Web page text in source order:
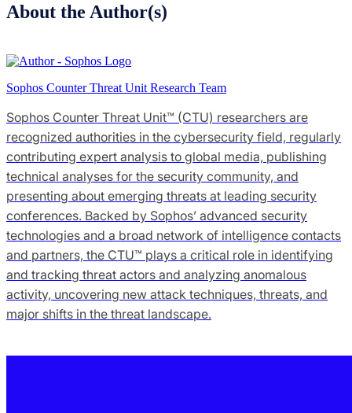
About the Author(s)
Sophos Counter Threat Unit Research Team
Sophos Counter Threat Unit™ (CTU) researchers are
recognized authorities in the cybersecurity field, regularly
contributing expert analysis to global media, publishing
technical analyses for the security community, and
presenting about emerging threats at leading security
conferences. Backed by Sophos’ advanced security
technologies and a broad network of intelligence contacts
and partners, the CTU™ plays a critical role in identifying
and tracking threat actors and analyzing anomalous
activity, uncovering new attack techniques, threats, and
major shifts in the threat landscape.